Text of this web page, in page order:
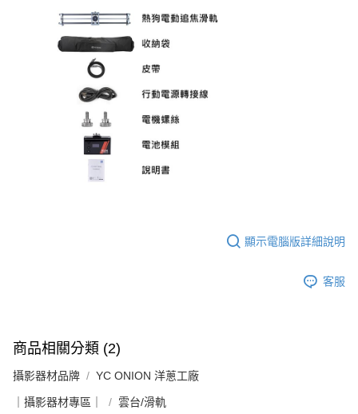
顯示電腦版詳細說明
客服
商品相關分類 (2)
攝影器材品牌 YC ONION 洋蔥工廠
｜攝影器材專區｜ 雲台/滑軌